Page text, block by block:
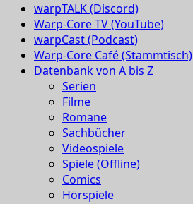
warpTALK (Discord)
Warp-Core TV (YouTube)
warpCast (Podcast)
Warp-Core Café (Stammtisch)
Datenbank von A bis Z
Serien
Filme
Romane
Sachbücher
Videospiele
Spiele (Offline)
Comics
Hörspiele